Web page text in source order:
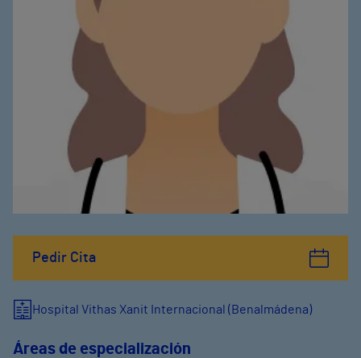
Pedir Cita
Hospital Vithas Xanit Internacional (Benalmádena)
Áreas de especialización